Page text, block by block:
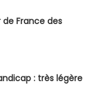
France des
: très légère